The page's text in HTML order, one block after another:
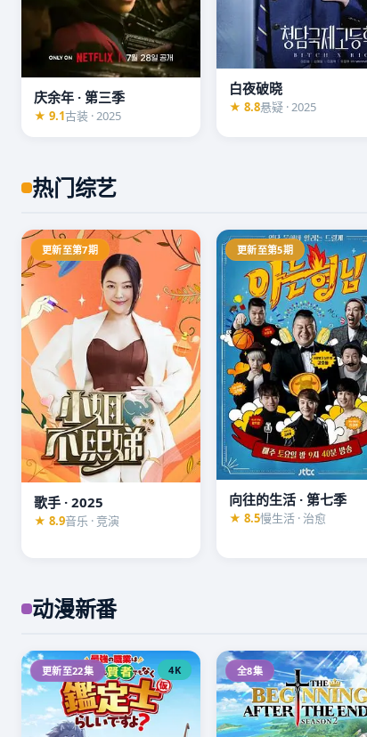
庆余年 · 第三季
★ 9.1古装 · 2025
白夜破晓
★ 8.8悬疑 · 2025
热门综艺
更新至第7期
歌手 · 2025
★ 8.9音乐 · 竞演
更新至第5期
向往的生活 · 第七季
★ 8.5慢生活 · 治愈
动漫新番
更新至22集 4K 全8集